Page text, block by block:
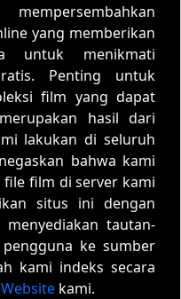
yang memberikan
untuk menikmati
Penting untuk
film yang dapat
hasil dari
lakukan di seluruh
bahwa kami
film di server kami
situs ini dengan
tautan-
ke sumber
kami indeks secara
Website kami.